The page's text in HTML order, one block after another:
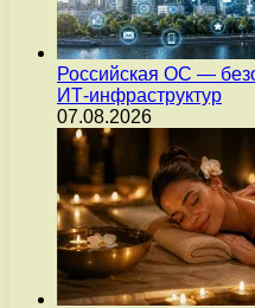
Российская ОС —
ИТ-инфраструктур
07.08.2026